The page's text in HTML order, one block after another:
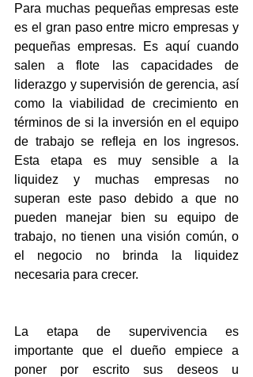
Para muchas pequeñas empresas este
es el gran paso entre micro empresas y
pequeñas empresas. Es aquí cuando
salen a flote las capacidades de
liderazgo y supervisión de gerencia, así
como la viabilidad de crecimiento en
términos de si la inversión en el equipo
de trabajo se refleja en los ingresos.
Esta etapa es muy sensible a la
liquidez y muchas empresas no
superan este paso debido a que no
pueden manejar bien su equipo de
trabajo, no tienen una visión común, o
el negocio no brinda la liquidez
necesaria para crecer.
La etapa de supervivencia es
importante que el dueño empiece a
poner por escrito sus deseos u